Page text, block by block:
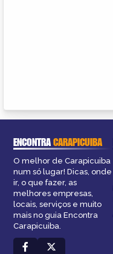
ENCONTRACARAPICUIBA
O melhor de Carapicuiba
num só lugar! Dicas, onde
ir, o que fazer, as
melhores empresas,
locais, serviços e muito
mais no guia Encontra
Carapicuiba.